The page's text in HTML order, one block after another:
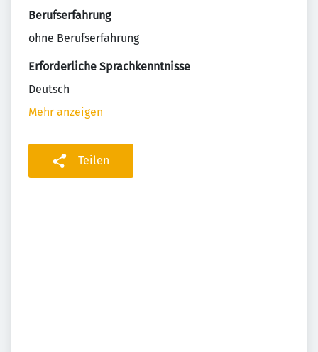
Berufserfahrung
ohne Berufserfahrung
Erforderliche Sprachkenntnisse
Deutsch
Mehr anzeigen
Teilen